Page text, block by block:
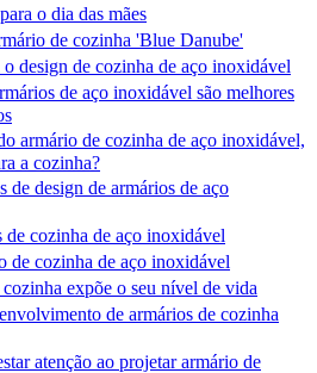
o dia das mães
de cozinha 'Blue Danube'
design de cozinha de aço inoxidável
de aço inoxidável são melhores
armário de cozinha de aço inoxidável,
a cozinha?
de design de armários de aço
de cozinha de aço inoxidável
de cozinha de aço inoxidável
expõe o seu nível de vida
de armários de cozinha
atenção ao projetar armário de